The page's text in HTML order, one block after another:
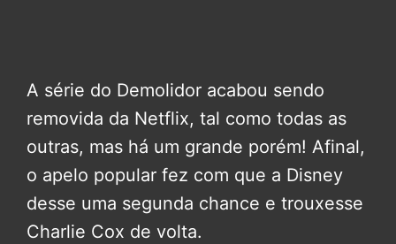
A série do Demolidor acabou sendo
removida da Netflix, tal como todas as
outras, mas há um grande porém! Afinal,
o apelo popular fez com que a Disney
desse uma segunda chance e trouxesse
Charlie Cox de volta.